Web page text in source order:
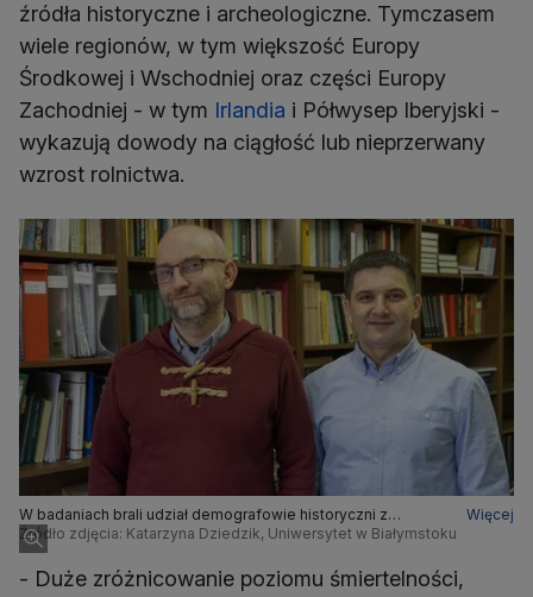
źródła historyczne i archeologiczne. Tymczasem
wiele regionów, w tym większość Europy
Środkowej i Wschodniej oraz części Europy
Zachodniej - w tym Irlandia i Półwysep Iberyjski -
wykazują dowody na ciągłość lub nieprzerwany
wzrost rolnictwa.
W badaniach brali udział demografowie historyczni z
Uniwersytetu w Białymstoku - dr Radosław Poniat (od lewej) i
dr hab. Piotr Guzowski
Więcej
Źródło zdjęcia: Katarzyna Dziedzik, Uniwersytet w Białymstoku
- Duże zróżnicowanie poziomu śmiertelności,